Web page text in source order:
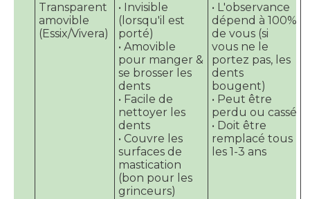
Transparent
amovible
(Essix/Vivera)
• Invisible
(lorsqu'il est
porté)
• Amovible
pour manger &
se brosser les
dents
• Facile de
nettoyer les
dents
• Couvre les
surfaces de
mastication
(bon pour les
grinceurs)
• L'observance
dépend à 100%
de vous (si
vous ne le
portez pas, les
dents
bougent)
• Peut être
perdu ou cassé
• Doit être
remplacé tous
les 1-3 ans